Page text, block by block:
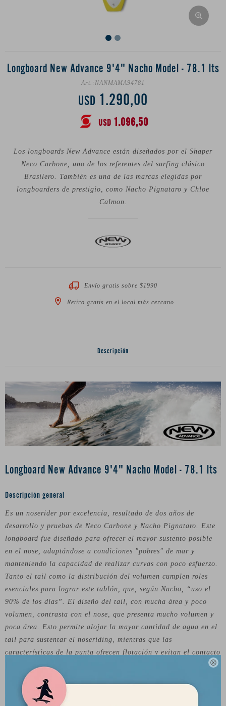

Longboard New Advance 9'4" Nacho Model - 78.1 lts
NANMAMA94781
USD 1.290,00
USD 1.096,50
Los longboards New Advance están diseñados por el Shaper
Neco Carbone, uno de los referentes del surfing clásico
Brasilero. También es una de las marcas elegidas por
longboarders de prestigio, como Nacho Pignataro y Chloe
Calmon.
Envío gratis sobre $1990
Retiro gratis en el local más cercano
Descripción
Longboard New Advance 9'4" Nacho Model - 78.1 lts
Descripción general
Es un noserider por excelencia, resultado de dos años de
desarrollo y pruebas de Neco Carbone y Nacho Pignataro. Este
longboard fue diseñado para ofrecer el mayor sustento posible
en el nose, adaptándose a condiciones "pobres" de mar y
manteniendo la capacidad de realizar curvas con poco esfuerzo.
Tanto el tail como la distribución del volumen cumplen roles
esenciales para lograr este tablón, que, según Nacho, “uso el
90% de los días”. El diseño del tail, con mucha área y poco
volumen, contrasta con el nose, que presenta mucho volumen y
poca área. Esto permite alojar la mayor cantidad de agua en el
tail para sustentar el noseriding, mientras que las
características de la punta ofrecen flotación y evitan el contacto
pronunciado en el nose y fondo en "V" en la parte del tail.
Características generales